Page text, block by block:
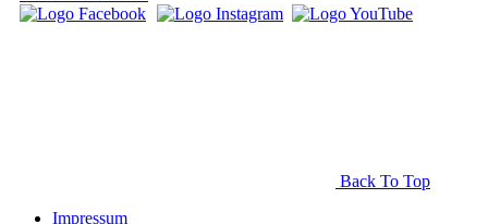
Back To Top
Impressum